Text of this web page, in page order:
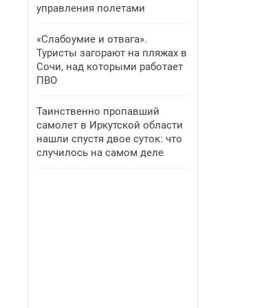
управления полетами
«Слабоумие и отвага».
Туристы загорают на пляжах в
Сочи, над которыми работает
ПВО
Таинственно пропавший
самолет в Иркутской области
нашли спустя двое суток: что
случилось на самом деле